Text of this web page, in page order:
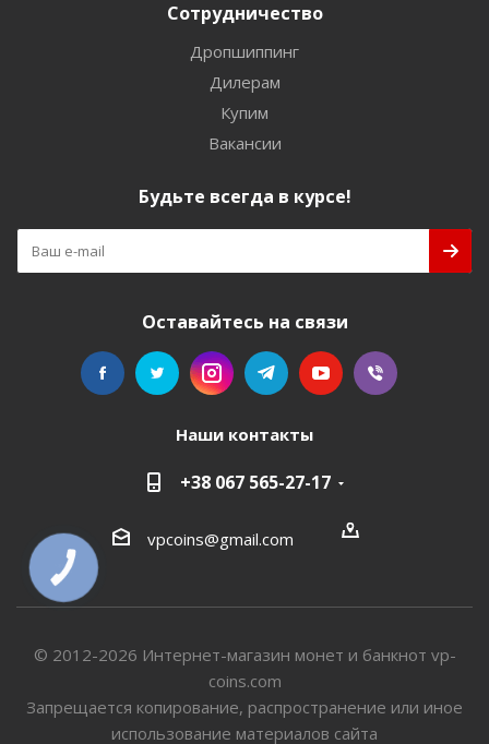
Сотрудничество
Дропшиппинг
Дилерам
Купим
Вакансии
Будьте всегда в курсе!
Оставайтесь на связи
Наши контакты
+38 067 565-27-17
vpcoins@gmail.com
© 2012-2026 Интернет-магазин монет и банкнот vp-
coins.com
Запрещается копирование, распространение или иное
использование материалов сайта
КНОПКА
СВЯЗИ